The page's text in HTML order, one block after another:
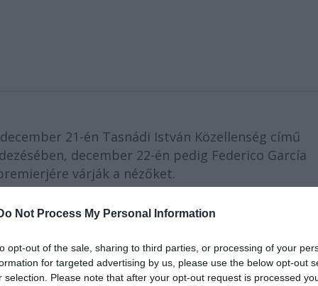
Not Process My Personal Information
opt-out of the sale, sharing to third parties, or processing of your
for targeted advertising by us, please use the below opt-out
selection. Please note that after your opt-out request is processed
21-én Tasnádi István Közellenség című
december 22-én pedig Federico García
várják a nézőket.
Mihály történetét meséli el a lovai szemszögéből.
14 éves kortól ajánlott ifjúsági előadás.
vendégkéntHorváth Lajos Ottójátssza.